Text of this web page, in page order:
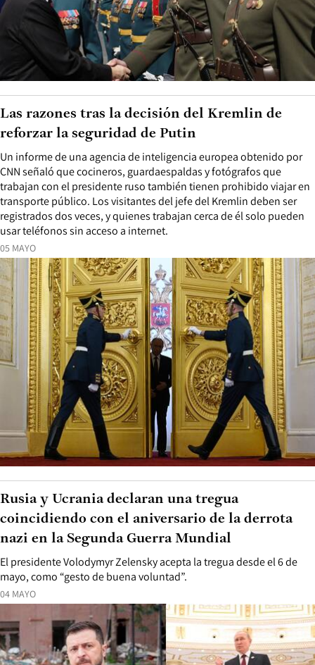
05 MAYO
Un informe de una agencia de inteligencia europea obtenido por
CNN señaló que cocineros, guardaespaldas y fotógrafos que
trabajan con el presidente ruso también tienen prohibido viajar en
transporte público. Los visitantes del jefe del Kremlin deben ser
registrados dos veces, y quienes trabajan cerca de él solo pueden
usar teléfonos sin acceso a internet.
Las razones tras la decisión del Kremlin de
reforzar la seguridad de Putin
04 MAYO
El presidente Volodymyr Zelensky acepta la tregua desde el 6 de
mayo, como “gesto de buena voluntad”.
Rusia y Ucrania declaran una tregua
coincidiendo con el aniversario de la derrota
nazi en la Segunda Guerra Mundial